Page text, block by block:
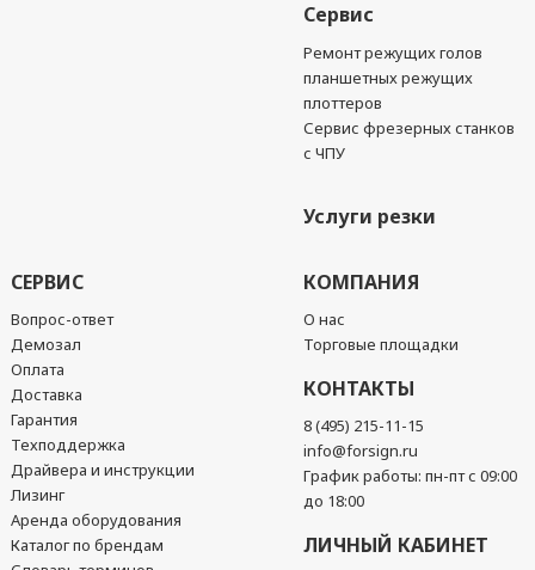
Сервис
Ремонт режущих голов
планшетных режущих
плоттеров
Сервис фрезерных станков
с ЧПУ
Услуги резки
СЕРВИС
Вопрос-ответ
Демозал
Оплата
Доставка
Гарантия
Техподдержка
Драйвера и инструкции
Лизинг
Аренда оборудования
Каталог по брендам
КОМПАНИЯ
О нас
Торговые площадки
КОНТАКТЫ
8 (495) 215-11-15
info@forsign.ru
График работы: пн-пт с 09:00
до 18:00
ЛИЧНЫЙ КАБИНЕТ